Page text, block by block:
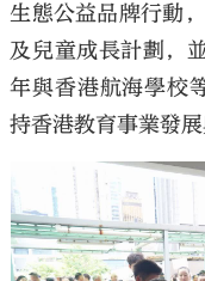
生態公益品牌行動
及兒童成長計劃，
年與香港航海學校
持香港教育事業發